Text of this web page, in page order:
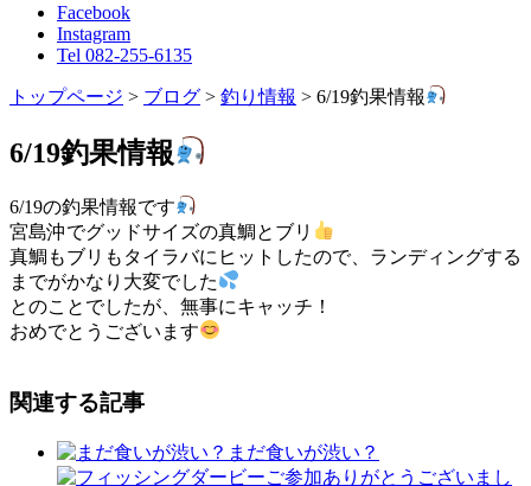
Facebook
Instagram
Tel 082-255-6135
トップページ > ブログ > 釣り情報 > 6/19釣果情報
6/19釣果情報
6/19の釣果情報です
宮島沖でグッドサイズの真鯛とブリ
真鯛もブリもタイラバにヒットしたので、ランディングする
までがかなり大変でした
とのことでしたが、無事にキャッチ！
おめでとうございます
関連する記事
まだ食いが渋い？